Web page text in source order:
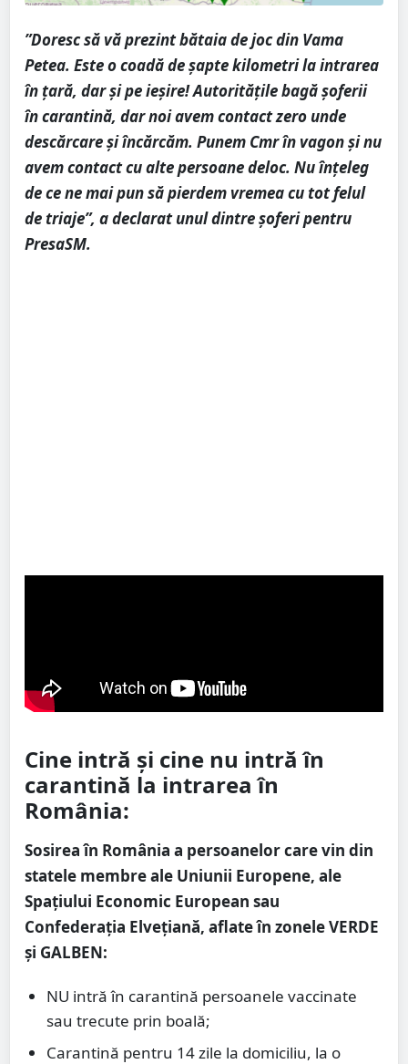
”Doresc să vă prezint bătaia de joc din Vama
Petea. Este o coadă de șapte kilometri la intrarea
în țară, dar și pe ieșire! Autoritățile bagă șoferii
în carantină, dar noi avem contact zero unde
descărcare și încărcăm. Punem Cmr în vagon și nu
avem contact cu alte persoane deloc. Nu înțeleg
de ce ne mai pun să pierdem vremea cu tot felul
de triaje”, a declarat unul dintre șoferi pentru
PresaSM.
Cine intră și cine nu intră în
carantină la intrarea în
România:
Sosirea în România a persoanelor care vin din
statele membre ale Uniunii Europene, ale
Spațiului Economic European sau
Confederația Elvețiană, aflate în zonele VERDE
și GALBEN:
NU intră în carantină persoanele vaccinate
sau trecute prin boală;
Carantină pentru 14 zile la domiciliu, la o